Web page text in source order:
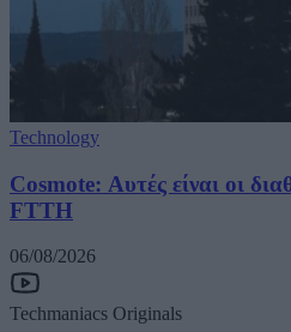
Technology
Cosmote: Αυτές είναι οι
FTTH
06/08/2026
Techmaniacs Originals